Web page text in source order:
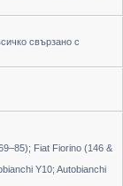
свързано с
Fiat Fiorino (146 &
Y10; Autobianchi